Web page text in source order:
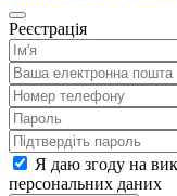
Реєстрація
Я даю згоду на
персональних даних